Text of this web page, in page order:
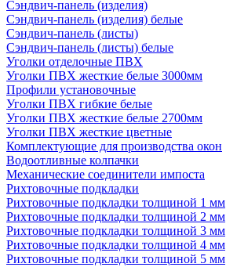
Сэндвич-панель (изделия)
Сэндвич-панель (изделия) белые
Сэндвич-панель (листы)
Сэндвич-панель (листы) белые
Уголки отделочные ПВХ
Уголки ПВХ жесткие белые 3000мм
Профили установочные
Уголки ПВХ гибкие белые
Уголки ПВХ жесткие белые 2700мм
Уголки ПВХ жесткие цветные
Комплектующие для производства окон
Водоотливные колпачки
Механические соединители импоста
Рихтовочные подкладки
Рихтовочные подкладки толщиной 1 мм
Рихтовочные подкладки толщиной 2 мм
Рихтовочные подкладки толщиной 3 мм
Рихтовочные подкладки толщиной 4 мм
Рихтовочные подкладки толщиной 5 мм